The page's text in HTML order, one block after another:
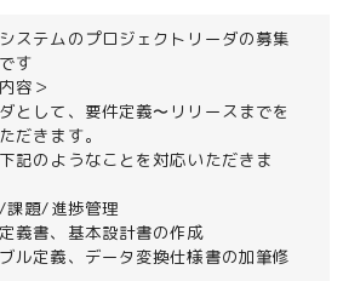
ステムのプロジェクトリーダの募集
す
容＞
ダとして、要件定義〜リリースまでを
だきます。
下記のようなことを対応いただきま
/課題/進捗管理
定義書、基本設計書の作成
ブル定義、データ変換仕様書の加筆修